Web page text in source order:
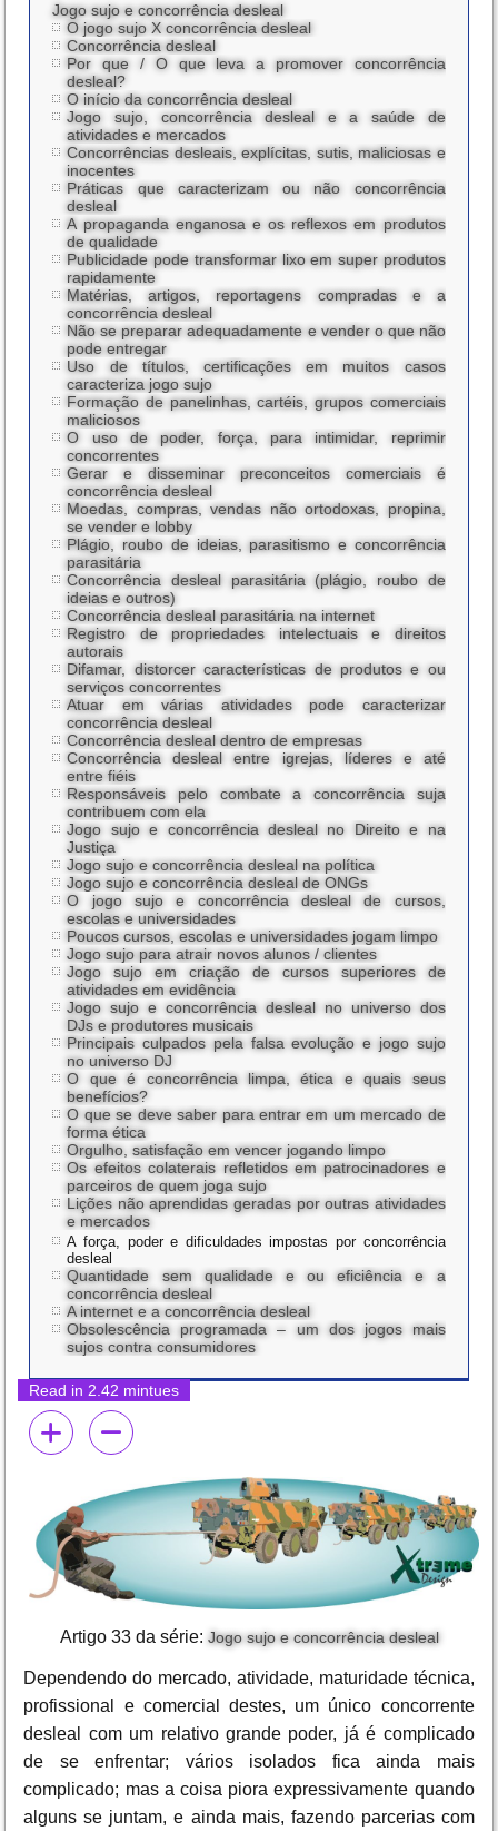
Jogo sujo e concorrência desleal
O jogo sujo X concorrência desleal
Concorrência desleal
Por que / O que leva a promover concorrência
desleal?
O início da concorrência desleal
Jogo sujo, concorrência desleal e a saúde de
atividades e mercados
Concorrências desleais, explícitas, sutis, maliciosas e
inocentes
Práticas que caracterizam ou não concorrência
desleal
A propaganda enganosa e os reflexos em produtos
de qualidade
Publicidade pode transformar lixo em super produtos
rapidamente
Matérias, artigos, reportagens compradas e a
concorrência desleal
Não se preparar adequadamente e vender o que não
pode entregar
Uso de títulos, certificações em muitos casos
caracteriza jogo sujo
Formação de panelinhas, cartéis, grupos comerciais
maliciosos
O uso de poder, força, para intimidar, reprimir
concorrentes
Gerar e disseminar preconceitos comerciais é
concorrência desleal
Moedas, compras, vendas não ortodoxas, propina,
se vender e lobby
Plágio, roubo de ideias, parasitismo e concorrência
parasitária
Concorrência desleal parasitária (plágio, roubo de
ideias e outros)
Concorrência desleal parasitária na internet
Registro de propriedades intelectuais e direitos
autorais
Difamar, distorcer características de produtos e ou
serviços concorrentes
Atuar em várias atividades pode caracterizar
concorrência desleal
Concorrência desleal dentro de empresas
Concorrência desleal entre igrejas, líderes e até
entre fiéis
Responsáveis pelo combate a concorrência suja
contribuem com ela
Jogo sujo e concorrência desleal no Direito e na
Justiça
Jogo sujo e concorrência desleal na política
Jogo sujo e concorrência desleal de ONGs
O jogo sujo e concorrência desleal de cursos,
escolas e universidades
Poucos cursos, escolas e universidades jogam limpo
Jogo sujo para atrair novos alunos / clientes
Jogo sujo em criação de cursos superiores de
atividades em evidência
Jogo sujo e concorrência desleal no universo dos
DJs e produtores musicais
Principais culpados pela falsa evolução e jogo sujo
no universo DJ
O que é concorrência limpa, ética e quais seus
benefícios?
O que se deve saber para entrar em um mercado de
forma ética
Orgulho, satisfação em vencer jogando limpo
Os efeitos colaterais refletidos em patrocinadores e
parceiros de quem joga sujo
Lições não aprendidas geradas por outras atividades
e mercados
A força, poder e dificuldades impostas por concorrência
desleal
Quantidade sem qualidade e ou eficiência e a
concorrência desleal
A internet e a concorrência desleal
Obsolescência programada – um dos jogos mais
sujos contra consumidores
Read in 2.42 mintues
Artigo 33 da série: Jogo sujo e concorrência desleal
Dependendo do mercado, atividade, maturidade técnica,
profissional e comercial destes, um único concorrente
desleal com um relativo grande poder, já é complicado
de se enfrentar; vários isolados fica ainda mais
complicado; mas a coisa piora expressivamente quando
alguns se juntam, e ainda mais, fazendo parcerias com